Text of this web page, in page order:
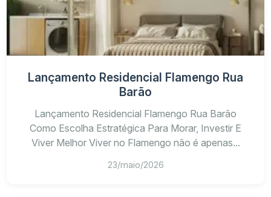
Lançamento Residencial Flamengo Rua
Barão
Lançamento Residencial Flamengo Rua Barão
Como Escolha Estratégica Para Morar, Investir E
Viver Melhor Viver no Flamengo não é apenas...
23/maio/2026